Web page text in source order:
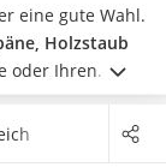
eine gute Wahl.
Holzstaub
oder Ihren
Einsatz sowohl